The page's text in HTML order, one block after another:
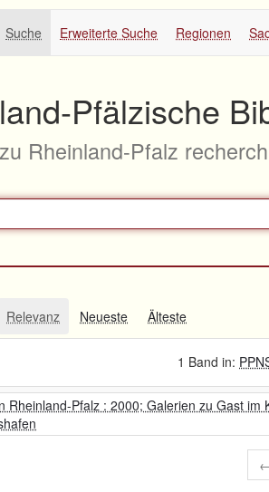
Suche Erweiterte Suche Regionen
Pfälzische
Rheinland-Pfalz
Relevanz Neueste Älteste
1 Band in:
Rheinland-Pfalz : 2000; Galerien zu Gast im
←